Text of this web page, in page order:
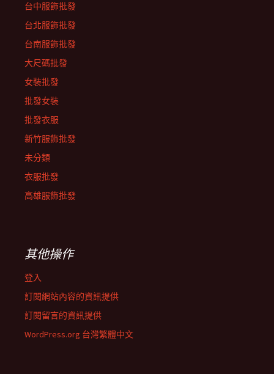
台中服飾批發
台北服飾批發
台南服飾批發
大尺碼批發
女裝批發
批發女裝
批發衣服
新竹服飾批發
未分類
衣服批發
高雄服飾批發
其他操作
登入
訂閱網站內容的資訊提供
訂閱留言的資訊提供
WordPress.org 台灣繁體中文